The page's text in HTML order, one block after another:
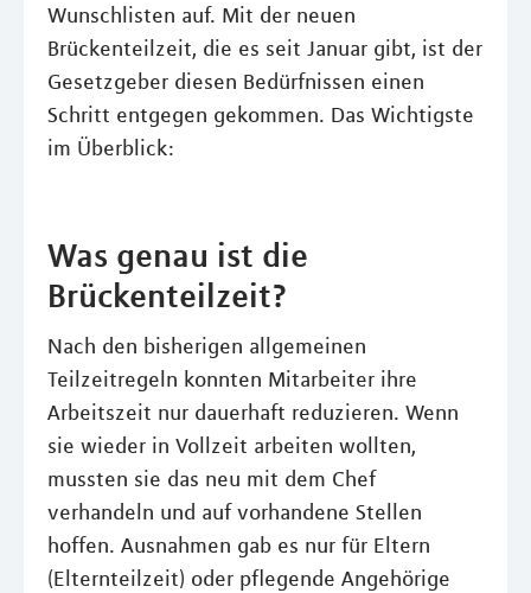
Wunschlisten auf. Mit der neuen
Brückenteilzeit, die es seit Januar gibt, ist der
Gesetzgeber diesen Bedürfnissen einen
Schritt entgegen gekommen. Das Wichtigste
im Überblick:
Was genau ist die
Brückenteilzeit?
Nach den bisherigen allgemeinen
Teilzeitregeln konnten Mitarbeiter ihre
Arbeitszeit nur dauerhaft reduzieren. Wenn
sie wieder in Vollzeit arbeiten wollten,
mussten sie das neu mit dem Chef
verhandeln und auf vorhandene Stellen
hoffen. Ausnahmen gab es nur für Eltern
(Elternteilzeit) oder pflegende Angehörige